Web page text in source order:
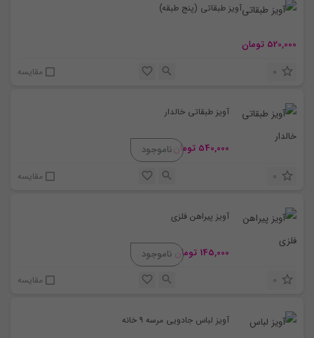
آویز طبقاتی (پنج طبقه)
520,000 تومان
0
مقایسه
آویز طبقاتی خالدار
540,000 تومان
0
مقایسه
آویز پیراهن فلزی
145,000 تومان
0
مقایسه
آویز لباس جادویی مرسه ۹ خانه